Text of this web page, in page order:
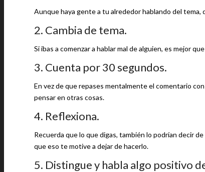
Aunque haya gente a tu alrededor hablando del tema,
2. Cambia de tema.
Si ibas a comenzar a hablar mal de alguien, es mejor
3. Cuenta por 30 segundos.
En vez de que repases mentalmente el comentario
pensar en otras cosas.
4. Reflexiona.
Recuerda que lo que digas, también lo podrían decir
que eso te motive a dejar de hacerlo.
5. Distingue y habla algo positivo